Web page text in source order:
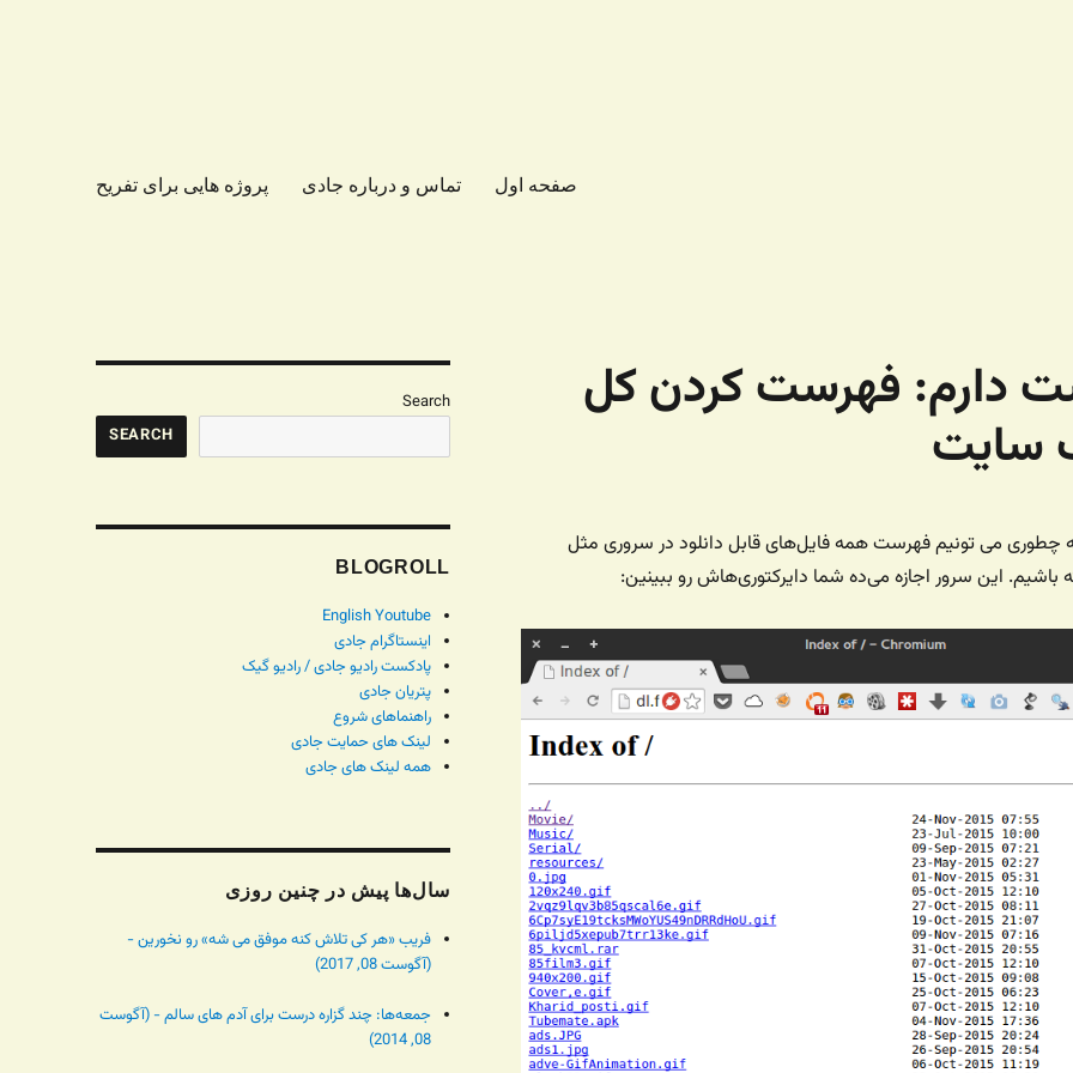
صفحه اول تماس و درباره جادی پروژه هایی برای تفریح
دارم:‌ فهرست کردن کل
سایت
می تونیم فهرست همه فایل‌های قابل دانلود در سروری مثل
Search
SEARCH
BLOGROLL
English Youtube
اینستاگرام جادی
پادکست رادیو جادی / رادیو گیک
پتریان جادی
راهنماهای شروع
لینک های حمایت جادی
همه لینک های جادی
سال‌ها پیش در چنین روزی
فریب «هر کی تلاش کنه موفق می شه» رو نخورین -
(آگوست 08, 2017)
جمعه‌ها: چند گزاره درست برای آدم های سالم - (آگوست
08, 2014)